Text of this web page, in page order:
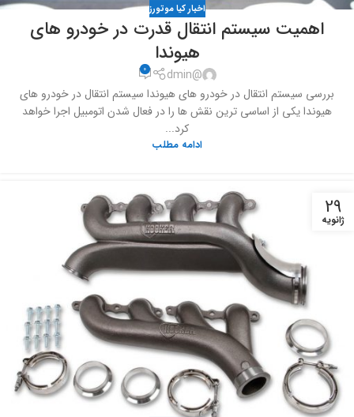
اخبار کیا موتورز
اهمیت سیستم انتقال قدرت در خودرو های
هیوندا
@dmin
0
بررسی سیستم انتقال در خودرو های هیوندا سیستم انتقال در خودرو های
هیوندا یکی از اساسی ترین نقش ها را در فعال شدن اتومبیل اجرا خواهد
کرد...
ادامه مطلب
29
ژانویه